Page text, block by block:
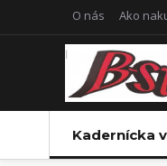
O nás Ako
Kadernícka